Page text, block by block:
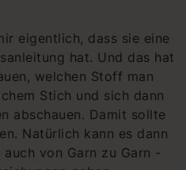
eigentlich, dass sie eine
hat. Und das hat
welchen Stoff man
Stich und sich dann
abschauen. Damit sollte
Natürlich kann es dann
von Garn zu Garn -